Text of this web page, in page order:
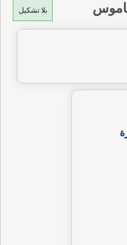
بلا تشكيل